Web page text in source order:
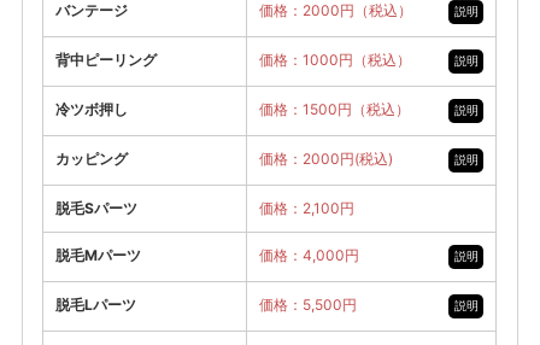
バンテージ 説明
価格：2000円（税込）
背中ピーリング 説明
価格：1000円（税込）
冷ツボ押し 説明
価格：1500円（税込）
カッピング 説明
価格：2000円(税込)
脱毛Sパーツ 価格：2,100円
脱毛Mパーツ 説明
価格：4,000円
脱毛Lパーツ 説明
価格：5,500円